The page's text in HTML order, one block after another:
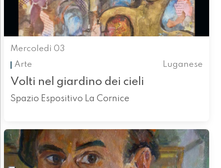
Mercoledì 03
Arte
Luganese
Volti nel giardino dei cieli
Spazio Espositivo La Cornice